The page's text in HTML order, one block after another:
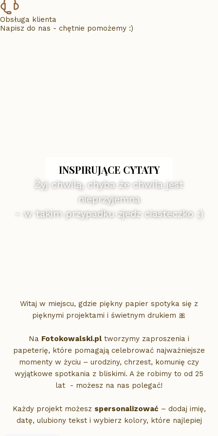
Obsługa klienta
Napisz do nas - chętnie pomożemy :)
INSPIRUJĄCE CYTATY
Żyj chwilą, chyba że chwila jest
nieprzyjemna
- w takim przypadku zjedz ciasteczko ;)
Witaj w miejscu, gdzie piękny papier spotyka się z
pięknymi projektami i świetnym drukiem 🎀
Na Fotokowalski.pl tworzymy zaproszenia i
papeterię, które pomagają celebrować najważniejsze
momenty w życiu – urodziny, chrzest, komunię czy
wyjątkowe spotkania z bliskimi. A że robimy to od 25
lat - możesz na nas polegać!
Każdy projekt możesz spersonalizować – dodaj imię,
datę, ulubiony tekst i wybierz kolory, które najlepiej